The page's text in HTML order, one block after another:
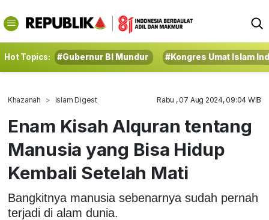
Hot Topics: #Gubernur BI Mundur #Kongres Umat Islam
Khazanah Islam Digest Rabu , 07 Aug 2024, 09:04 WIB
Enam Kisah Alquran tentang
Manusia yang Bisa Hidup
Kembali Setelah Mati
Bangkitnya manusia sebenarnya sudah pernah
terjadi di alam dunia.